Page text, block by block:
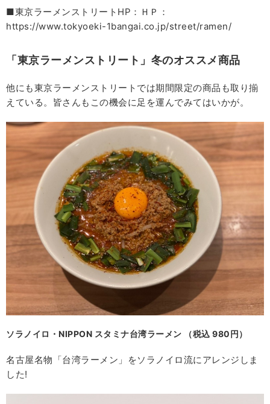
■東京ラーメンストリートHP：ＨＰ：
https://www.tokyoeki-1bangai.co.jp/street/ramen/
「東京ラーメンストリート」冬のオススメ商品
他にも東京ラーメンストリートでは期間限定の商品も取り揃
えている。皆さんもこの機会に足を運んでみてはいかが。
ソラノイロ・NIPPON スタミナ台湾ラーメン （税込 980円）
名古屋名物「台湾ラーメン」をソラノイロ流にアレンジしま
した!